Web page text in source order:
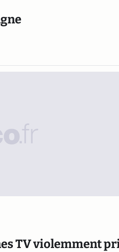
TV violemment